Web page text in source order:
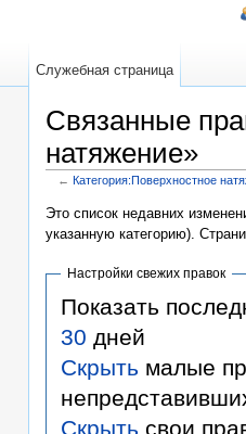
Связанные
натяжение»
← Категория:Поверхностное
Это список недавних
указанную категорию).
Настройки свежих правок
Показать
30 дней
Скрыть малые
Скрыть свои
Служебная страница